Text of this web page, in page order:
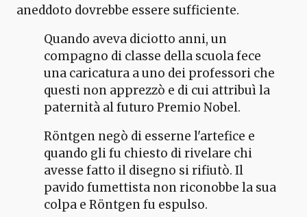
aneddoto dovrebbe essere sufficiente.
Quando aveva diciotto anni, un
compagno di classe della scuola fece
una caricatura a uno dei professori che
questi non apprezzò e di cui attribuì la
paternità al futuro Premio Nobel.
Röntgen negò di esserne l'artefice e
quando gli fu chiesto di rivelare chi
avesse fatto il disegno si rifiutò. Il
pavido fumettista non riconobbe la sua
colpa e Röntgen fu espulso.